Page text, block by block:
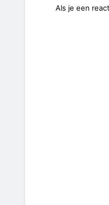
Als je een